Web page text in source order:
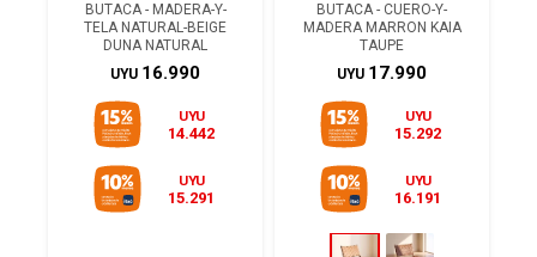
BUTACA - MADERA-Y-
TELA NATURAL-BEIGE
DUNA NATURAL
UYU 16.990
UYU
14.442
UYU
15.291
BUTACA - CUERO-Y-
MADERA MARRON KAIA
TAUPE
UYU 17.990
UYU
15.292
UYU
16.191